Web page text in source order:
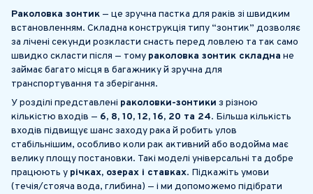
Раколовка зонтик — це зручна пастка для раків зі швидким
встановленням. Складна конструкція типу “зонтик” дозволяє
за лічені секунди розкласти снасть перед ловлею та так само
швидко скласти після — тому раколовка зонтик складна не
займає багато місця в багажнику й зручна для
транспортування та зберігання.
У розділі представлені раколовки-зонтики з різною
кількістю входів — 6, 8, 10, 12, 16, 20 та 24. Більша кількість
входів підвищує шанс заходу рака й робить улов
стабільнішим, особливо коли рак активний або водойма має
велику площу постановки. Такі моделі універсальні та добре
працюють у річках, озерах і ставках. Підкажіть умови
(течія/стояча вода, глибина) — і ми допоможемо підібрати